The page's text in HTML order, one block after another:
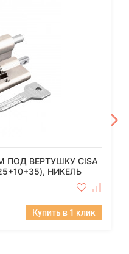
ВЕРТУШКУ CISA
НИКЕЛЬ
Купить в 1 клик